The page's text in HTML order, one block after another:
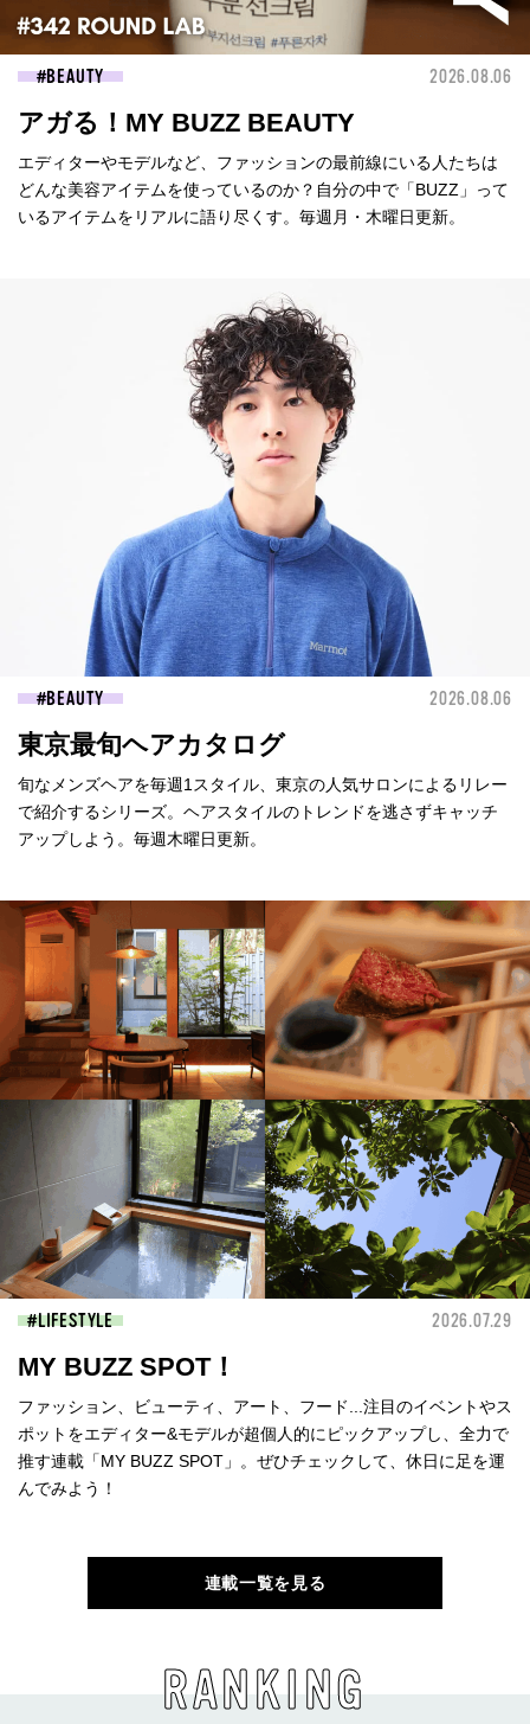
BEAUTY 2026.08.06
アガる！MY BUZZ BEAUTY
エディターやモデルなど、ファッションの最前線にいる人たちは
どんな美容アイテムを使っているのか？自分の中で「BUZZ」って
いるアイテムをリアルに語り尽くす。毎週月・木曜日更新。
BEAUTY 2026.08.06
東京最旬ヘアカタログ
旬なメンズヘアを毎週1スタイル、東京の人気サロンによるリレー
で紹介するシリーズ。ヘアスタイルのトレンドを逃さずキャッチ
アップしよう。毎週木曜日更新。
LIFESTYLE 2026.07.29
MY BUZZ SPOT！
ファッション、ビューティ、アート、フード...注目のイベントやス
ポットをエディター&モデルが超個人的にピックアップし、全力で
推す連載「MY BUZZ SPOT」。ぜひチェックして、休日に足を運
んでみよう！
連載一覧を見る
RANKING